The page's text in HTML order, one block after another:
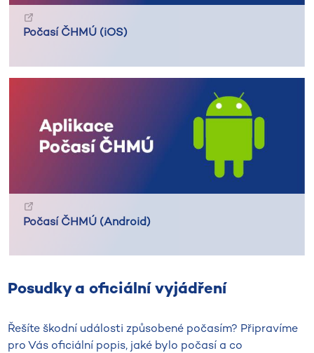
Počasí ČHMÚ (iOS)
Počasí ČHMÚ (Android)
Posudky a oficiální vyjádření
Řešíte škodní události způsobené počasím? Připravíme
pro Vás oficiální popis, jaké bylo počasí a co